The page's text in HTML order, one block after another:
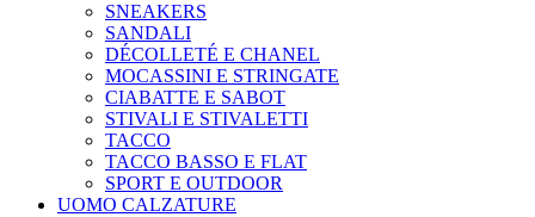
SNEAKERS
SANDALI
DÉCOLLETÉ E CHANEL
MOCASSINI E STRINGATE
CIABATTE E SABOT
STIVALI E STIVALETTI
TACCO
TACCO BASSO E FLAT
SPORT E OUTDOOR
UOMO CALZATURE